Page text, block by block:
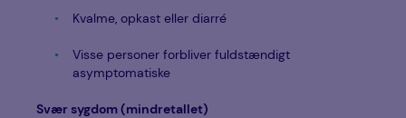
Kvalme, opkast eller diarré
Visse personer forbliver fuldstændigt
asymptomatiske
Svær sygdom (mindretallet)